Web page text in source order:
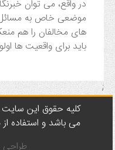
در واقع، می توان
موضعی خاص به مسائل
های مخالفان را هم
باید برای واقعیت ها
;
کليه حقوق اين سايت
می باشد و استفاده
طراحی